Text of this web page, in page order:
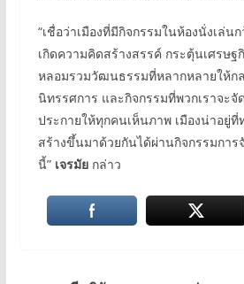
“เชื่อว่าเมืองที่มีกิจกรรมในห้องนั่งเล่น
เกิดความคิดสร้างสรรค์ กระตุ้นเศรษฐ
หลอมรวมวัฒนธรรมที่หลากหลายให้ก
นิทรรศการ และกิจกรรมที่พวกเราจะ
ประกายให้ทุกคนเห็นภาพ เมืองน่าอยู่
สร้างขึ้นมาด้วยกันได้ผ่านกิจกรรมการ
นี้” เจรมัย กล่าว